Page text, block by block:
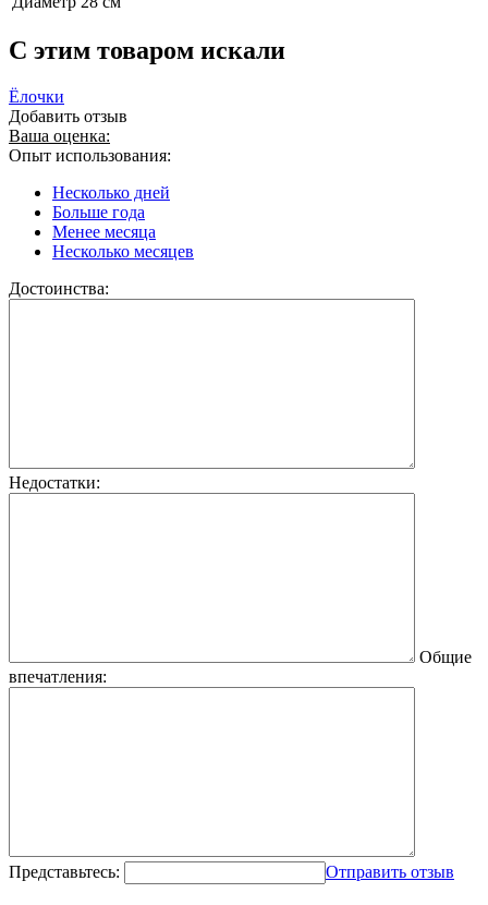
C этим товаром искали
Ёлочки
Добавить отзыв
Ваша оценка:
Опыт использования:
Несколько дней
Больше года
Менее месяца
Несколько месяцев
Достоинства:
Недостатки:
Общие
впечатления:
Представьтесь: Отправить отзыв